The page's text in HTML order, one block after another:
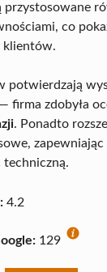
przystosowane
co
klientów.
potwierdzają
firma zdobyła
. Ponadto
techniczną.
4.2
129